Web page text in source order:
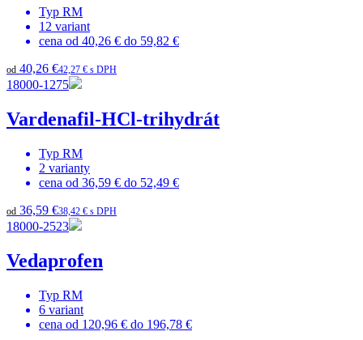
Typ RM
12 variant
cena od 40,26 € do 59,82 €
od 40,26 €42,27 € s DPH
18000-1275
Vardenafil-HCl-trihydrát
Typ RM
2 varianty
cena od 36,59 € do 52,49 €
od 36,59 €38,42 € s DPH
18000-2523
Vedaprofen
Typ RM
6 variant
cena od 120,96 € do 196,78 €